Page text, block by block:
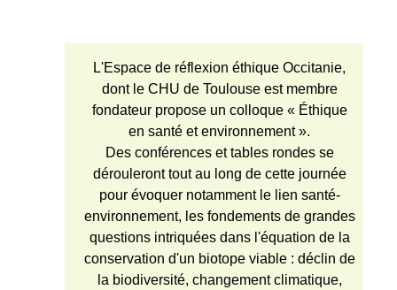
L'Espace de réflexion éthique Occitanie,
dont le CHU de Toulouse est membre
fondateur propose un colloque « Éthique
en santé et environnement ».
Des conférences et tables rondes se
dérouleront tout au long de cette journée
pour évoquer notamment le lien santé-
environnement, les fondements de grandes
questions intriquées dans l'équation de la
conservation d'un biotope viable : déclin de
la biodiversité, changement climatique,